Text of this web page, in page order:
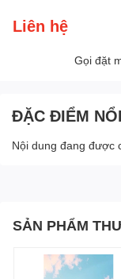
Liên hệ
Gọi đặt
ĐẶC ĐIỂM
Nội dung đang được
SẢN PHẨM